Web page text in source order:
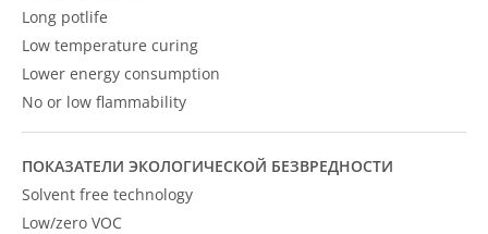
Long potlife
Low temperature curing
Lower energy consumption
No or low flammability
ПОКАЗАТЕЛИ ЭКОЛОГИЧЕСКОЙ БЕЗВРЕДНОСТИ
Solvent free technology
Low/zero VOC